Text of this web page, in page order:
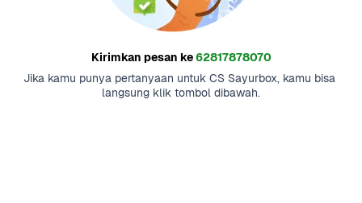
Kirimkan pesan ke62817878070
Jika kamu punya pertanyaan untuk CS Sayurbox, kamu bisa
langsung klik tombol dibawah.